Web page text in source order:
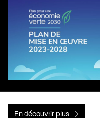
En découvrir plus